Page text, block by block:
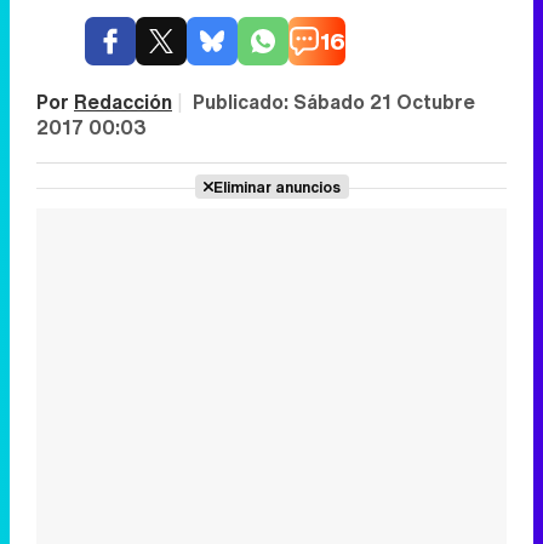
16
Por Redacción | Publicado: Sábado 21 Octubre
2017 00:03
Eliminar anuncios